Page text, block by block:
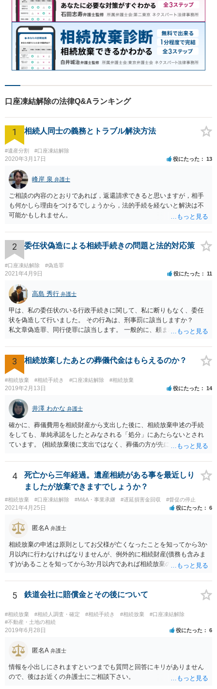
口座凍結解除の法律Q&Aランキング
1 相続人同士の義務とトラブル解決方法
#遺産分割 #口座凍結解除
2020年3月17日 役にたった 13
峰岸 泉 弁護士
ご相談の内容のとおりであれば，返還請求できると思いますが，相手
も何かしら理由をつけるでしょうから，法的手続を経ないと解決は不
可能かもしれません。
2 委任状偽造による相続手続きの問題と法的対応策
#口座凍結解除 #偽造罪
2021年4月9日 役にたった 11
高島 秀行 弁護士
甲は、私の委任状のいる行政手続きに関して、私に断りもなく、委任
状を偽造して行いました。 その行為は、刑事罰に該当しますか？
私文章偽造罪、同行使罪に該当します。 一般的に、頼まれた（委任さ
か？ 委任状を偽造して使用することはまでは依頼の範囲ではない
ので できないと思います。
3 相続放棄したあとの葬儀代金はもらえるのか？
#相続放棄 #相続手続き #口座凍結解除 #相続放棄
2019年2月13日 役にたった 14
井澤 わかな 弁護士
確かに、葬儀費用を相続財産から支出した後に、相続放棄申述の手続
をしても、単純承認をしたとみなされる「処分」にあたらないとされ
ています。 (相続放棄後に支出ではなく、葬儀の方が先に来るのが通常
述の手続ということだと思いますが) ただ、葬儀費用ならいくらでもよ
いということではなく、身分相応の、社会的儀式として当然認められ
る程度の金額に留まると考えた方がよいです。 もし、相続人の皆さん
に葬儀費用を支出する経済力がなく、質素な葬儀を行った費用であれ
ば相続財産から支出しても単純承認と認められない可能性が高いの
で、相続放棄申述が受理される可能性も高いと思います。
4
死亡から三年経過。遺産相続がある事を最近しり
ましたが放棄できますでしょうか？
#相続放棄 #口座凍結解除 #M&A・事業承継 #遅延損害金回収 #督促の停止
2021年4月25日 役にたった 6
匿名A 弁護士
相続放棄の申述は原則としてお父様が亡くなったことを知ってから3か
月以内に行わなければなりませんが、例外的に相続財産(債務も含みま
す)があることを知ってから3か月以内であれば相続放棄の申述が認め
したら、早急に家裁に行って相続放棄の申述をしたい旨告げて必要な
書類を提出されることをおすすめいたします。 なお、お父様の債務が
にあたっては、法テラスの無料相談等を利用して弁護士に相談するこ
とも十分考えられるかと存じます。また、ご記載いただいた事実関係
を拝見するかぎり、再婚相手のかたは既に相続放棄をされている可能
5 鉄道会社に賠償金とその後について
#相続放棄 #相続人調査・確定 #相続手続き #相続放棄
#口座凍結解除
#不動産・土地の相続
2019年6月28日 役にたった 6
匿名A 弁護士
情報を小出しにされますといつまでも質問と回答にキリがありません
ので、後はお近くの弁護士にご相談下さい。